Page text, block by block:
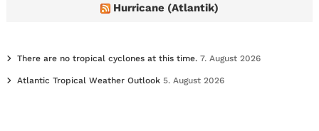
Hurricane (Atlantik)
There are no tropical cyclones at this time. 7. August 2026
Atlantic Tropical Weather Outlook 5. August 2026